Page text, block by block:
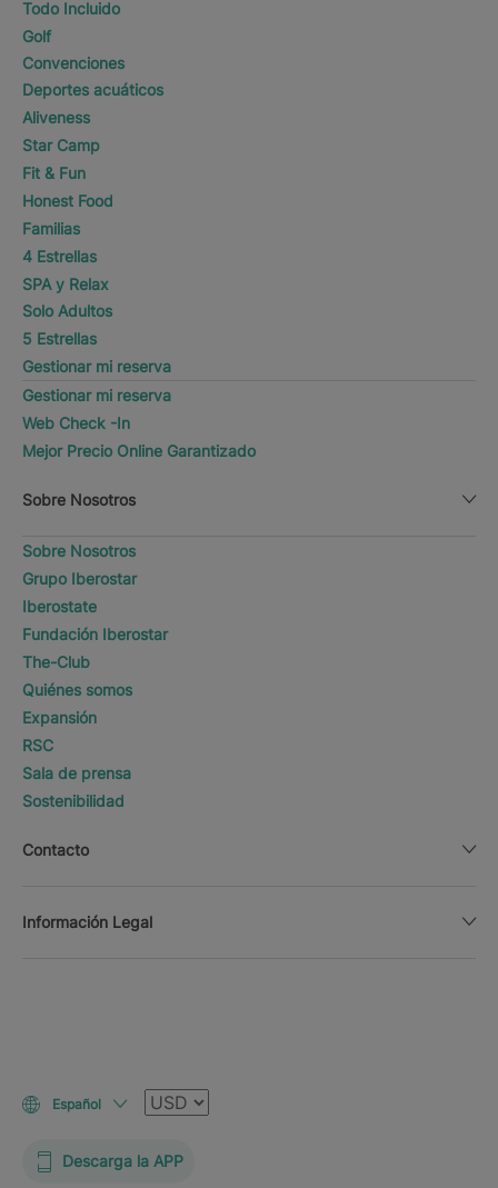
Todo Incluido
Golf
Convenciones
Deportes acuáticos
Aliveness
Star Camp
Fit & Fun
Honest Food
Familias
4 Estrellas
SPA y Relax
Solo Adultos
5 Estrellas
Gestionar mi reserva
Gestionar mi reserva
Web Check -In
Mejor Precio Online Garantizado
Sobre Nosotros
Sobre Nosotros
Grupo Iberostar
Iberostate
Fundación Iberostar
The-Club
Quiénes somos
Expansión
RSC
Sala de prensa
Sostenibilidad
Contacto
Información Legal
Español Moneda
Descarga la APP